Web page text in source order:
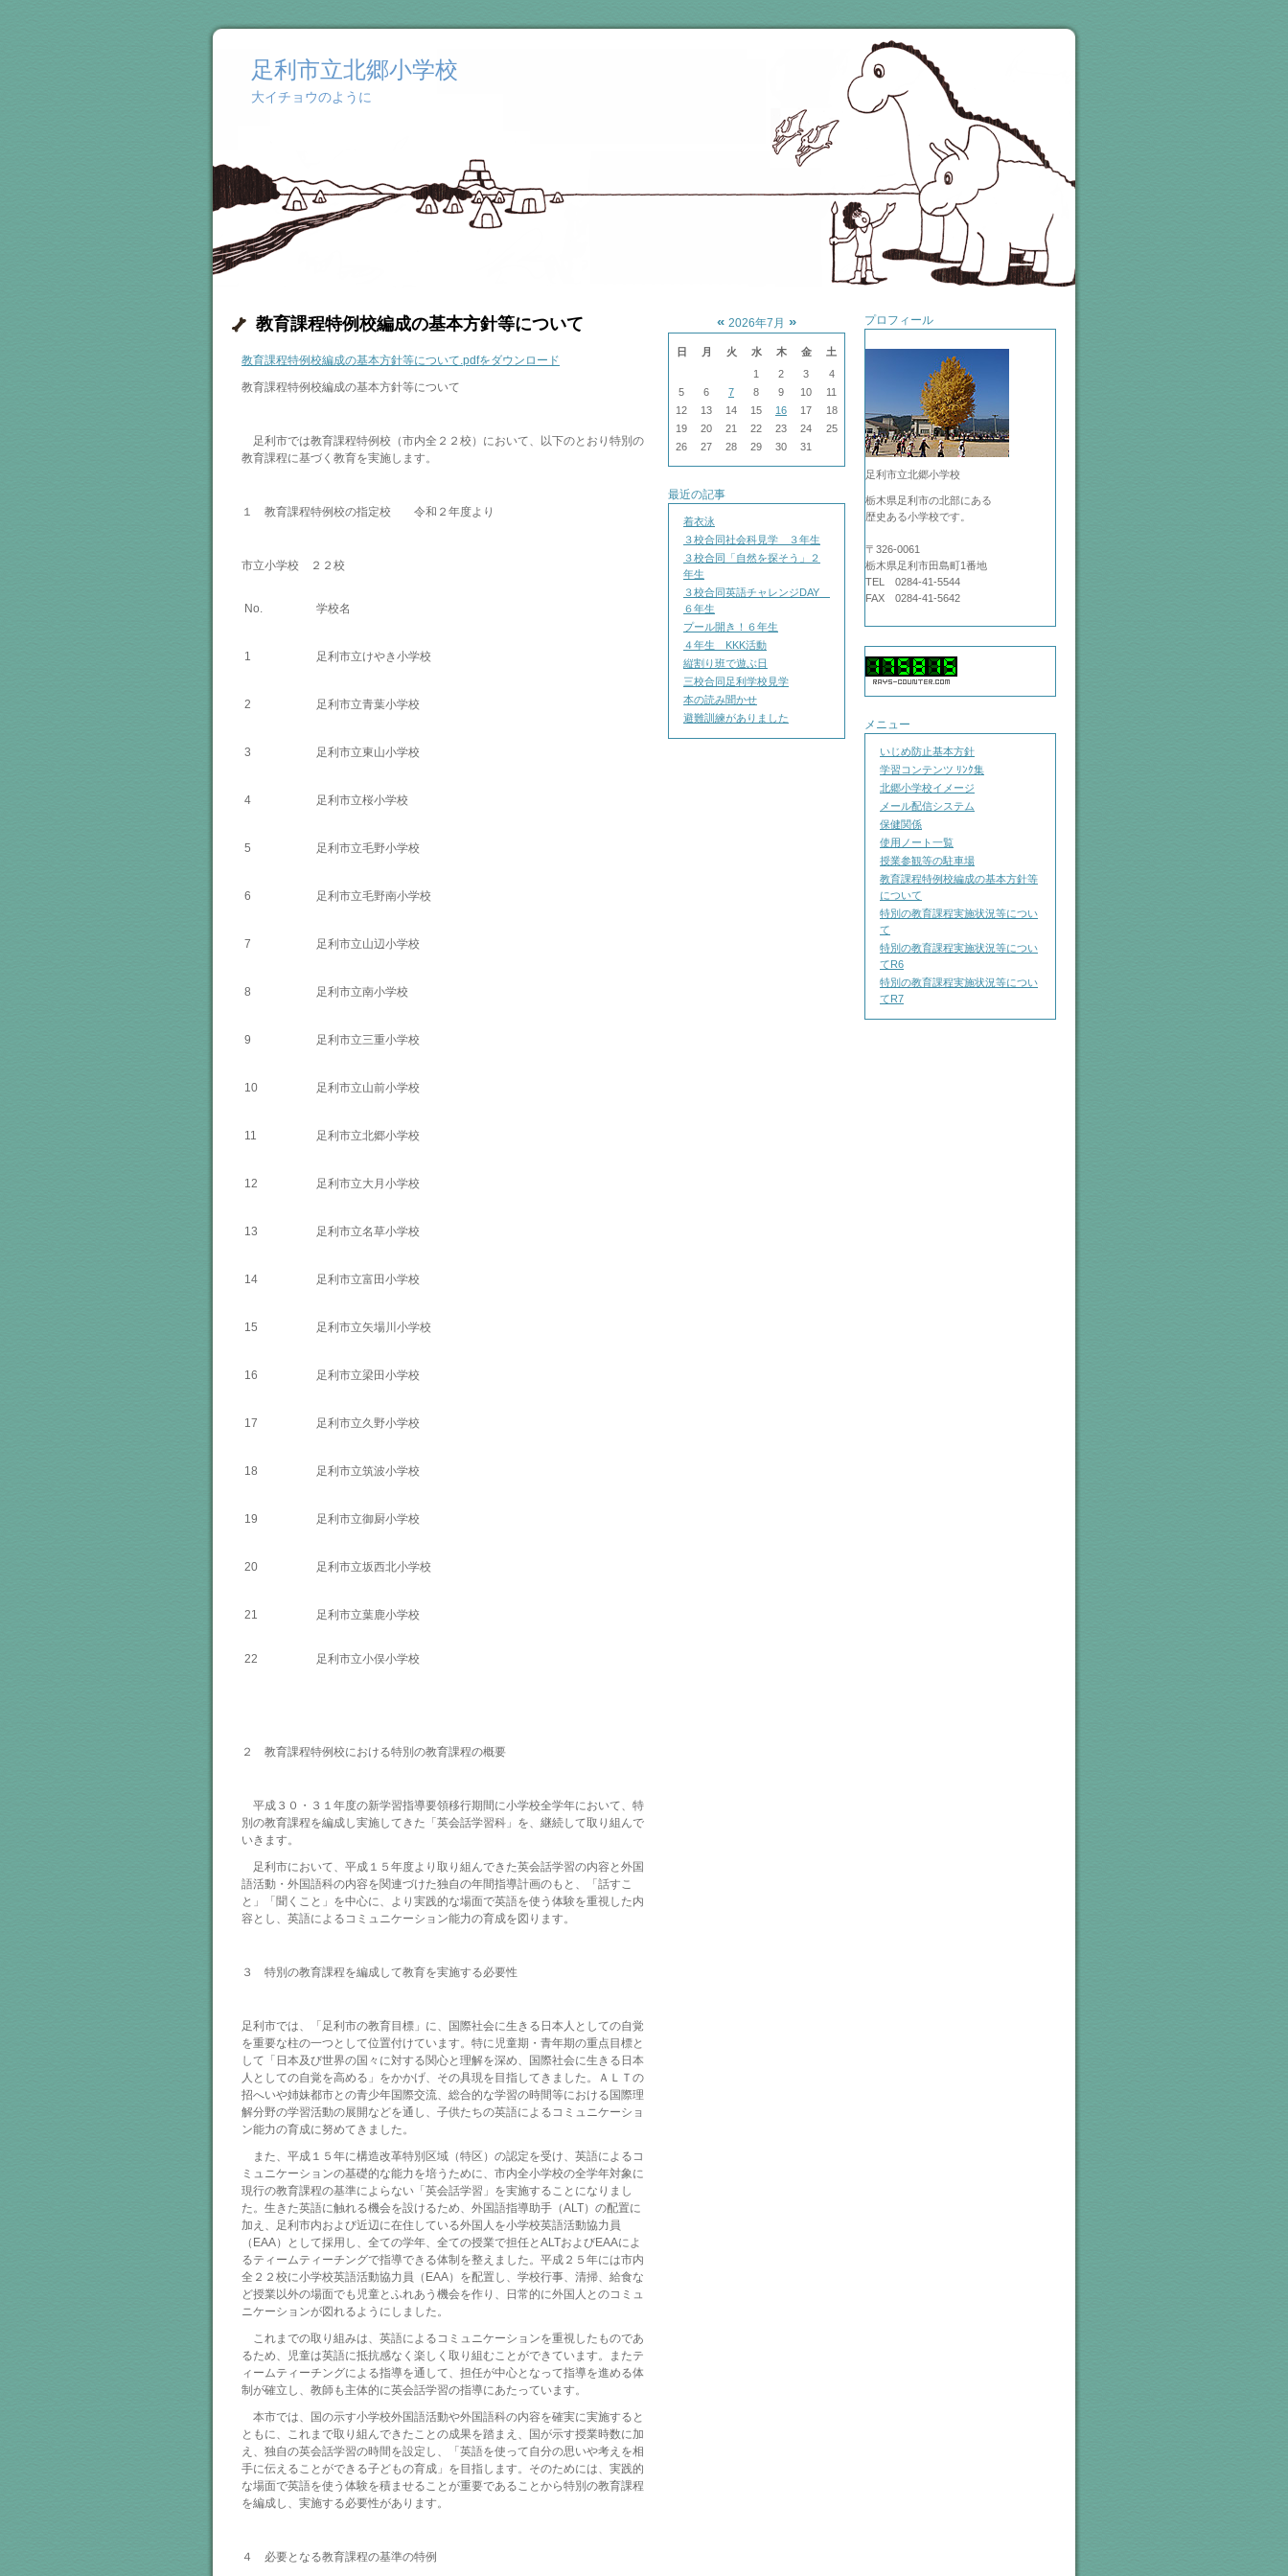
足利市立北郷小学校
大イチョウのように
教育課程特例校編成の基本方針等について
教育課程特例校編成の基本方針等について.pdfをダウンロード
教育課程特例校編成の基本方針等について
足利市では教育課程特例校（市内全２２校）において、以下のとおり特別の
教育課程に基づく教育を実施します。
１ 教育課程特例校の指定校 令和２年度より
市立小学校 ２２校
No. 学校名
1 足利市立けやき小学校
2 足利市立青葉小学校
3 足利市立東山小学校
4 足利市立桜小学校
5 足利市立毛野小学校
6 足利市立毛野南小学校
7 足利市立山辺小学校
8 足利市立南小学校
9 足利市立三重小学校
10 足利市立山前小学校
11 足利市立北郷小学校
12 足利市立大月小学校
13 足利市立名草小学校
14 足利市立富田小学校
15 足利市立矢場川小学校
16 足利市立梁田小学校
17 足利市立久野小学校
18 足利市立筑波小学校
19 足利市立御厨小学校
20 足利市立坂西北小学校
21 足利市立葉鹿小学校
22 足利市立小俣小学校
２ 教育課程特例校における特別の教育課程の概要
平成３０・３１年度の新学習指導要領移行期間に小学校全学年において、特
別の教育課程を編成し実施してきた「英会話学習科」を、継続して取り組んで
いきます。
足利市において、平成１５年度より取り組んできた英会話学習の内容と外国
語活動・外国語科の内容を関連づけた独自の年間指導計画のもと、「話すこ
と」「聞くこと」を中心に、より実践的な場面で英語を使う体験を重視した内
容とし、英語によるコミュニケーション能力の育成を図ります。
３ 特別の教育課程を編成して教育を実施する必要性
足利市では、「足利市の教育目標」に、国際社会に生きる日本人としての自覚
を重要な柱の一つとして位置付けています。特に児童期・青年期の重点目標と
して「日本及び世界の国々に対する関心と理解を深め、国際社会に生きる日本
人としての自覚を高める」をかかげ、その具現を目指してきました。ＡＬＴの
招へいや姉妹都市との青少年国際交流、総合的な学習の時間等における国際理
解分野の学習活動の展開などを通し、子供たちの英語によるコミュニケーショ
ン能力の育成に努めてきました。
また、平成１５年に構造改革特別区域（特区）の認定を受け、英語によるコ
ミュニケーションの基礎的な能力を培うために、市内全小学校の全学年対象に
現行の教育課程の基準によらない「英会話学習」を実施することになりまし
た。生きた英語に触れる機会を設けるため、外国語指導助手（ALT）の配置に
加え、足利市内および近辺に在住している外国人を小学校英語活動協力員
（EAA）として採用し、全ての学年、全ての授業で担任とALTおよびEAAによ
るティームティーチングで指導できる体制を整えました。平成２５年には市内
全２２校に小学校英語活動協力員（EAA）を配置し、学校行事、清掃、給食な
ど授業以外の場面でも児童とふれあう機会を作り、日常的に外国人とのコミュ
ニケーションが図れるようにしました。
これまでの取り組みは、英語によるコミュニケーションを重視したものであ
るため、児童は英語に抵抗感なく楽しく取り組むことができています。またテ
ィームティーチングによる指導を通して、担任が中心となって指導を進める体
制が確立し、教師も主体的に英会話学習の指導にあたっています。
本市では、国の示す小学校外国語活動や外国語科の内容を確実に実施すると
ともに、これまで取り組んできたことの成果を踏まえ、国が示す授業時数に加
え、独自の英会話学習の時間を設定し、「英語を使って自分の思いや考えを相
手に伝えることができる子どもの育成」を目指します。そのためには、実践的
な場面で英語を使う体験を積ませることが重要であることから特別の教育課程
を編成し、実施する必要性があります。
４ 必要となる教育課程の基準の特例
« 2026年7月 »
日 月 火 水 木 金
土
1
2 3
4
5
6 7 8 9 10
11
12
13 14 15 16 17
18
19
20 21 22 23 24
25
26
27 28 29 30 31
最近の記事
着衣泳
３校合同社会科見学 ３年生
３校合同「自然を探そう」２
年生
３校合同英語チャレンジDAY
６年生
プール開き！６年生
４年生 KKK活動
縦割り班で遊ぶ日
三校合同足利学校見学
本の読み聞かせ
避難訓練がありました
プロフィール
足利市立北郷小学校
栃木県足利市の北部にある
歴史ある小学校です。
〒326-0061
栃木県足利市田島町1番地
TEL 0284-41-5544
FAX 0284-41-5642
メニュー
いじめ防止基本方針
学習コンテンツ ﾘﾝｸ集
北郷小学校イメージ
メール配信システム
保健関係
使用ノート一覧
授業参観等の駐車場
教育課程特例校編成の基本方針等
について
特別の教育課程実施状況等につい
て
特別の教育課程実施状況等につい
てR6
特別の教育課程実施状況等につい
てR7